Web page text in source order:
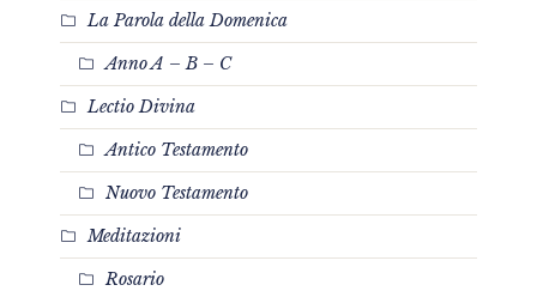
La Parola della Domenica
Anno A – B – C
Lectio Divina
Antico Testamento
Nuovo Testamento
Meditazioni
Rosario